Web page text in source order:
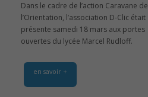
Dans le cadre de l’action Caravane de
l’Orientation, l’association D-Clic était
présente samedi 18 mars aux portes
ouvertes du lycée Marcel Rudloff.
en savoir +